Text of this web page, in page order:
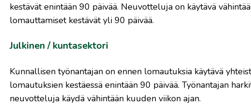
kestävät enintään 90 päivää. Neuvotteluja on käytävä
lomauttamiset kestävät yli 90 päivää.
Julkinen / kuntasektori
Kunnallisen työnantajan on ennen lomautuksia käytävä
lomautuksien kestäessä enintään 90 päivää. Työnantajan
neuvotteluja käydä vähintään kuuden viikon ajan.